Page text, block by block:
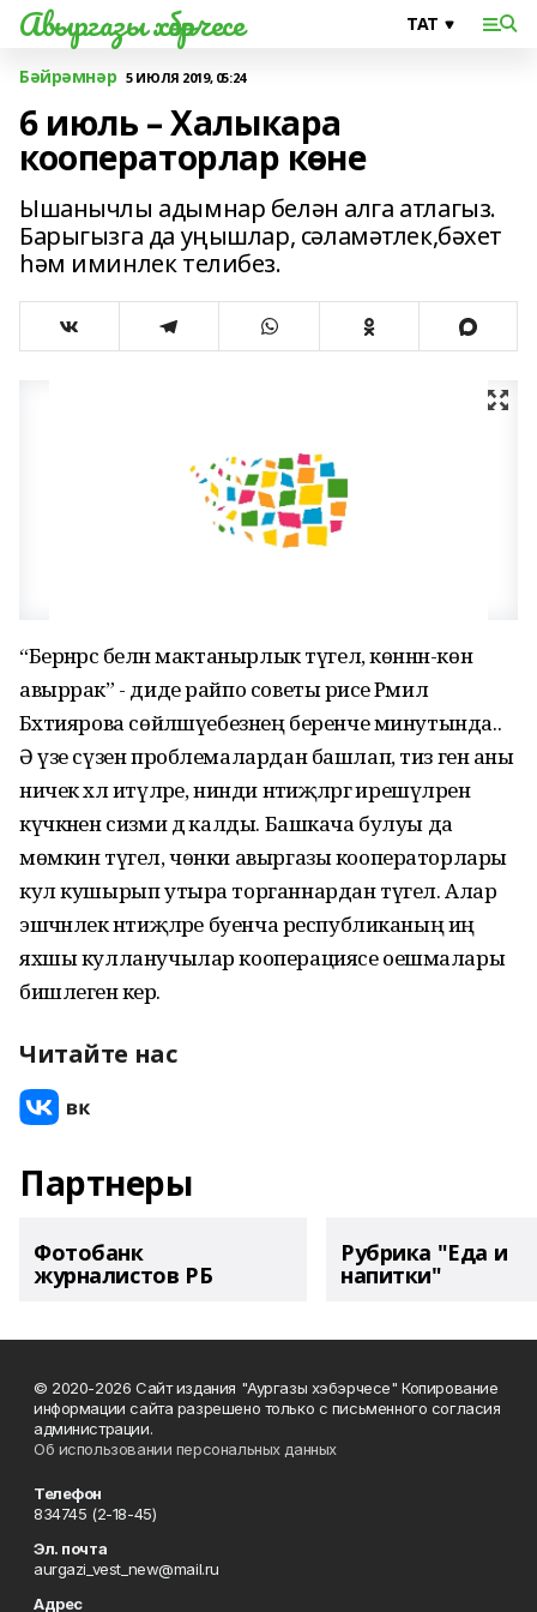
Авыргазы хәбәрчесе
Бәйрәмнәр 5 ИЮЛЯ 2019, 05:24
6 июль – Халыкара
кооператорлар көне
Ышанычлы адымнар белән алга атлагыз.
Барыгызга да уңышлар, сәламәтлек,бәхет
һәм иминлек телибез.
“Бернәрсә белән мактанырлык түгел, көннән-көн
авыррак” - диде райпо советы рәисе Рәмилә
Бәхтиярова сөйләшүебезнең беренче минутында..
Ә үзе сүзен проблемалардан башлап, тиз генә аны
ничек хәл итүләре, нинди нәтиҗәләргә ирешүләренә
күчкәнен сизми дә калды. Башкача булуы да
мөмкин түгел, чөнки авыргазы кооператорлары
кул кушырып утыра торганнардан түгел. Алар
эшчәнлек нәтиҗәләре буенча республиканың иң
яхшы кулланучылар кооперациясе оешмалары
бишлегенә керә.
Читайте нас
Партнеры
Фотобанк
журналистов РБ
Рубрика "Еда и
напитки"
© 2020-2026 Сайт издания "Аургазы хэбэрчесе" Копирование
информации сайта разрешено только с письменного согласия
администрации.
Об использовании персональных данных
Телефон
834745 (2-18-45)
Эл. почта
aurgazi_vest_new@mail.ru
Адрес